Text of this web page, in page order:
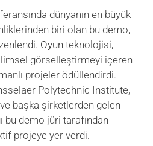
dünyanın en büyük
biri olan bu demo,
Oyun teknolojisi,
görselleştirmeyi içeren
projeler ödüllendirdi.
Polytechnic Institute,
başka şirketlerden gelen
bu demo jüri tarafından
projeye yer verdi.